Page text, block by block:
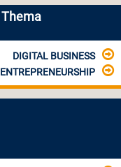
DIGITAL BUSINESS